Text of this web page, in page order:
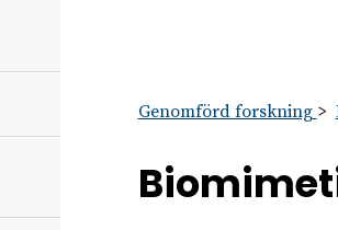
Genomförd forskning